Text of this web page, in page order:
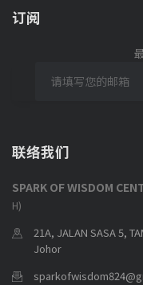
订阅
联络我们
SPARK OF WISDOM
H)
21A, JALAN SASA 5,
Johor